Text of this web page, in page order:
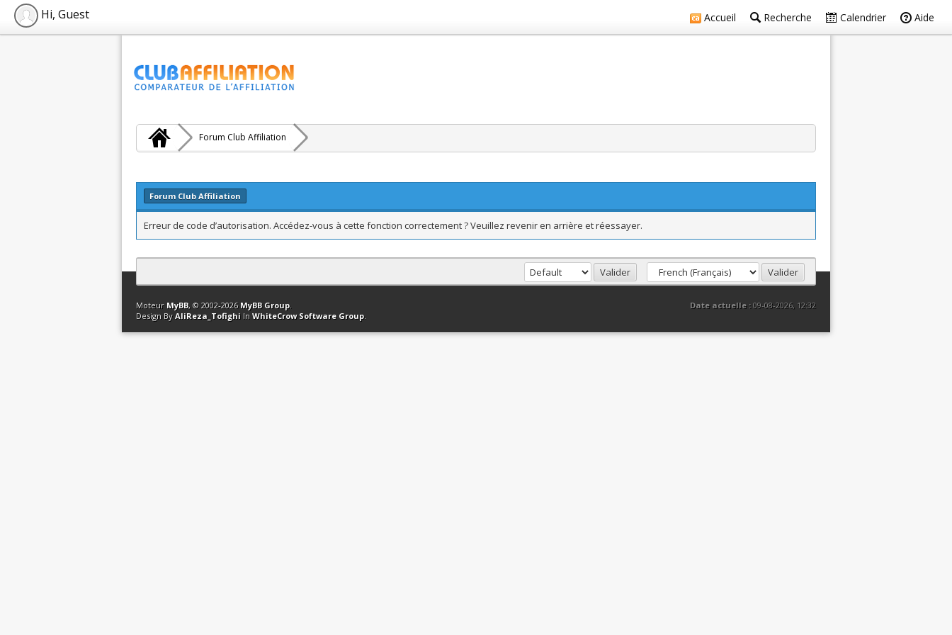
Accueil Recherche Calendrier Aide
Hi, Guest
Forum Club Affiliation
Forum Club Affiliation
Erreur de code d’autorisation. Accédez-vous à cette fonction correctement ? Veuillez revenir en arrière et réessayer.
Contact Club Affiliation Retourner en haut Version bas-débit (Archivé) Syndication RSS
Date actuelle :09-08-2026, 12:32
Moteur MyBB, © 2002-2026 MyBB Group.
Design By AliReza_Tofighi In WhiteCrow Software Group.